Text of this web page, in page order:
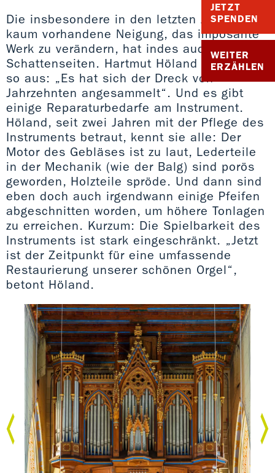
JETZT
SPENDEN
WEITER
ERZÄHLEN
Die insbesondere in den letzten Jahren
kaum vorhandene Neigung, das imposante
Werk zu verändern, hat indes auch
Schattenseiten. Hartmut Höland drückt es
so aus: „Es hat sich der Dreck von
Jahrzehnten angesammelt“. Und es gibt
einige Reparaturbedarfe am Instrument.
Höland, seit zwei Jahren mit der Pflege des
Instruments betraut, kennt sie alle: Der
Motor des Gebläses ist zu laut, Lederteile
in der Mechanik (wie der Balg) sind porös
geworden, Holzteile spröde. Und dann sind
eben doch auch irgendwann einige Pfeifen
abgeschnitten worden, um höhere Tonlagen
zu erreichen. Kurzum: Die Spielbarkeit des
Instruments ist stark eingeschränkt. „Jetzt
ist der Zeitpunkt für eine umfassende
Restaurierung unserer schönen Orgel“,
betont Höland.